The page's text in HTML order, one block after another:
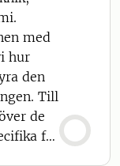
med
hur
den
Till
de
för